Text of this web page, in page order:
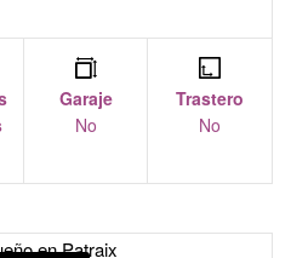
Garaje
No
Trastero
No